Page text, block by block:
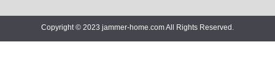
Copyright © 2023 jammer-home.com All Rights Reserved.